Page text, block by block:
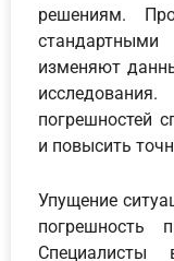
решениям.
изменяют
погрешностей
и повысить
Упущение
погрешность